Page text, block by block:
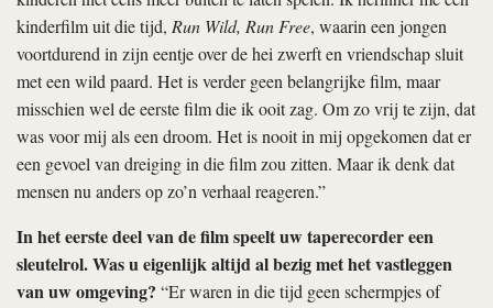
kinderfilm uit die tijd, Run Wild, Run Free, waarin een jongen
voortdurend in zijn eentje over de hei zwerft en vriendschap sluit
met een wild paard. Het is verder geen belangrijke film, maar
misschien wel de eerste film die ik ooit zag. Om zo vrij te zijn, dat
was voor mij als een droom. Het is nooit in mij opgekomen dat er
een gevoel van dreiging in die film zou zitten. Maar ik denk dat
mensen nu anders op zo’n verhaal reageren.”
In het eerste deel van de film speelt uw taperecorder een
sleutelrol. Was u eigenlijk altijd al bezig met het vastleggen
van uw omgeving? “Er waren in die tijd geen schermpjes of